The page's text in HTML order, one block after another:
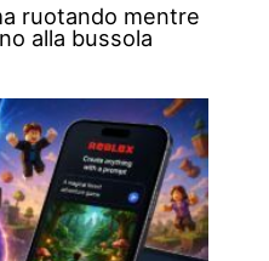
ruotando mentre
alla bussola